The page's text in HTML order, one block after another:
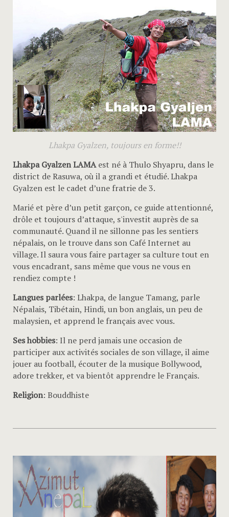
Lhakpa Gyalzen, toujours en forme!!
Lhakpa Gyalzen LAMAest né à Thulo Shyapru, dans le
district de Rasuwa, où il a grandi et étudié. Lhakpa
Gyalzen est le cadet d’une fratrie de 3.
Marié et père d’un petit garçon, ce guide attentionné,
drôle et toujours d’attaque, s'investit auprès de sa
communauté. Quand il ne sillonne pas les sentiers
népalais, on le trouve dans son Café Internet au
village. Il saura vous faire partager sa culture tout en
vous encadrant, sans même que vous ne vous en
rendiez compte !
Langues parlées: Lhakpa, de langue Tamang, parle
Népalais, Tibétain, Hindi, un bon anglais, un peu de
malaysien, et apprend le français avec vous.
Ses hobbies: Il ne perd jamais une occasion de
participer aux activités sociales de son village, il aime
jouer au football, écouter de la musique Bollywood,
adore trekker, et va bientôt apprendre le Français.
Religion: Bouddhiste